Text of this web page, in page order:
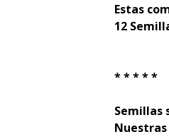
Estas
12
* * * * *
Semillas